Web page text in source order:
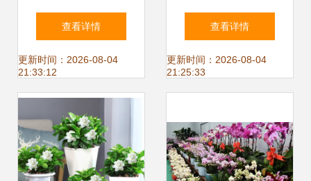
卉绿植装点城市生
活
查看详情
更新时间：2026-08-04
21:33:12
查看详情
更新时间：2026-08-04
21:25:33